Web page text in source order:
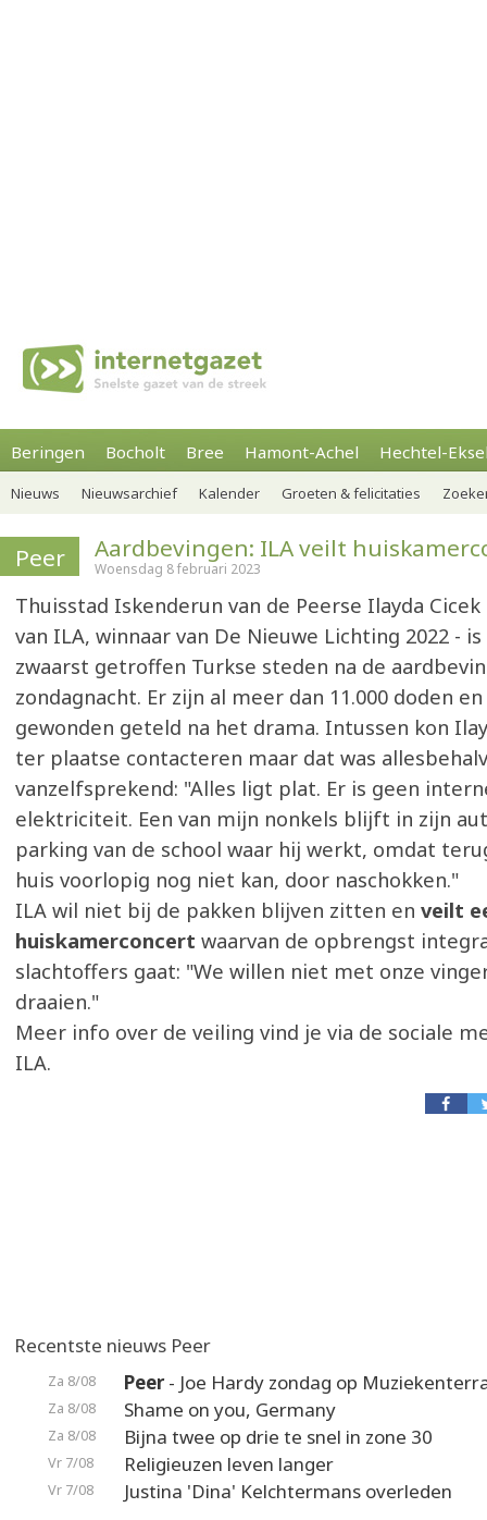
Beringen Bocholt Bree Hamont-Achel Hechtel-
Nieuws Nieuwsarchief Kalender Groeten & felicitaties
Peer Aardbevingen: ILA veilt
Woensdag 8 februari 2023
Thuisstad Iskenderun van de Peerse Ilayda
van ILA, winnaar van De Nieuwe Lichting 2022 -
zwaarst getroffen Turkse steden na de
zondagnacht. Er zijn al meer dan 11.000 doden
gewonden geteld na het drama. Intussen kon
ter plaatse contacteren maar dat was
vanzelfsprekend: "Alles ligt plat. Er is geen
elektriciteit. Een van mijn nonkels blijft in zijn
parking van de school waar hij werkt, omdat
huis voorlopig nog niet kan, door naschokken."
ILA wil niet bij de pakken blijven zitten en veilt
huiskamerconcert waarvan de opbrengst
slachtoffers gaat: "We willen niet met onze
draaien."
Meer info over de veiling vind je via de sociale
ILA.
Recentste nieuws Peer
Za 8/08 Peer- Joe Hardy zondag op
Za 8/08 Shame on you, Germany
Za 8/08 Bijna twee op drie te snel in zone 30
Vr 7/08 Religieuzen leven langer
Vr 7/08 Justina 'Dina' Kelchtermans overleden